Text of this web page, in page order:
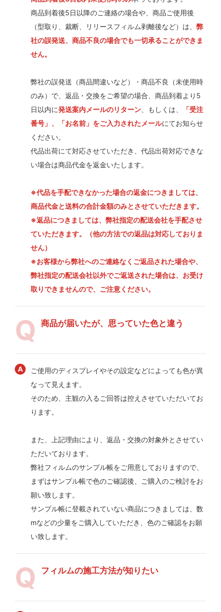
商品到着後5日以降のご連絡の場合や、商品ご使用後
（型取り、裁断、リリースフィルム剥離後など）は、 弊
社の誤発送、商品不良の場合でも一切承ることができま
せん。
弊社の誤発送（商品間違いなど）・商品不良（未使用時
のみ）で、返品・交換をご希望の場合、商品到着より5
日以内に発送案内メールのリターン 、もしくは、
「受注
番号」、「お名前」をご入力されたメールにてお知らせ
ください。
代品出荷にて対応させていただき、代品出荷対応できな
い場合は商品代金を返金いたします。
※代品を手配できなかった場合の返金につきましては、
商品代金と送料の合計金額のみとさせていただきます。
※返品につきましては、弊社指定の配送会社を手配させ
ていただきます。（他の方法での返品は対応しておりま
せん）
※お客様から弊社へのご連絡なくご返品された場合や、
弊社指定の配送会社以外でご返送された場合は、お受け
取りできませんので、ご注意ください。
商品が届いたが、思っていた色と違う
ご使用のディスプレイやその設定などによっても色が異
なって見えます。
そのため、主観の入るご回答は控えさせていただいてお
ります。
また、上記理由により、返品・交換の対象外とさせてい
ただいております。
弊社フィルムのサンプル帳をご用意しておりますので、
まずはサンプル帳で色のご確認後、ご購入のご検討をお
願い致します。
サンプル帳に登載されていない商品につきましては、数
mなどの少量をご購入していただき、色のご確認をお願
い致します。
フィルムの施工方法が知りたい